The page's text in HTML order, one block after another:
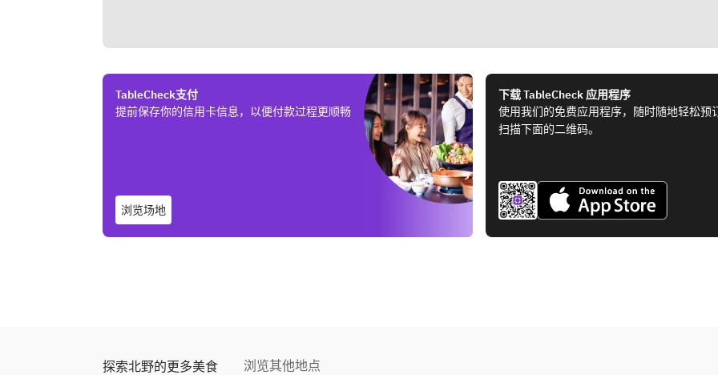
TableCheck支付
提前保存你的信用卡信息，以便付款过程更顺畅
浏览场地
下载 TableCheck 应用程序
使用我们的免费应用程序，随时随地轻松预
扫描下面的二维码。
探索北野的更多美食 浏览其他地点